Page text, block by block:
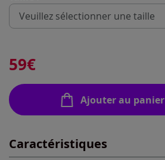
Veuillez sélectionner une taille
En stock
48 -En stock
59€
Ajouter au panier
Caractéristiques